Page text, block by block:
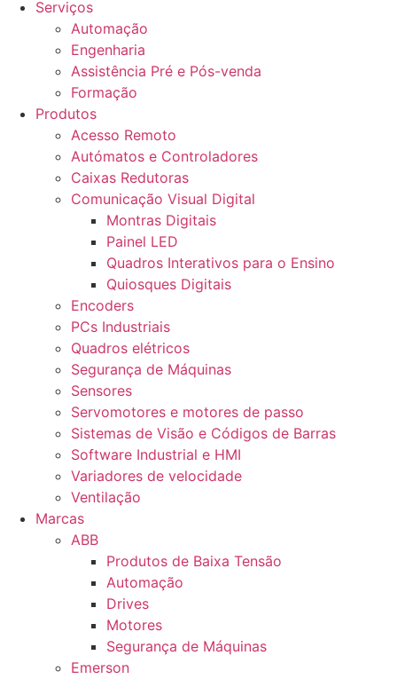
Serviços
Automação
Engenharia
Assistência Pré e Pós-venda
Formação
Produtos
Acesso Remoto
Autómatos e Controladores
Caixas Redutoras
Comunicação Visual Digital
Montras Digitais
Painel LED
Quadros Interativos para o Ensino
Quiosques Digitais
Encoders
PCs Industriais
Quadros elétricos
Segurança de Máquinas
Sensores
Servomotores e motores de passo
Sistemas de Visão e Códigos de Barras
Software Industrial e HMI
Variadores de velocidade
Ventilação
Marcas
ABB
Produtos de Baixa Tensão
Automação
Drives
Motores
Segurança de Máquinas
Emerson